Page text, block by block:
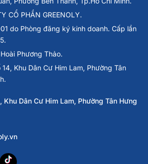
CỔ PHẦN GREENOLY.
do Phòng đăng ký kinh doanh. Cấp lần
Phương Thảo.
Khu Dân Cư Him Lam, Phường Tân
Khu Dân Cư Him Lam, Phường Tân Hưng